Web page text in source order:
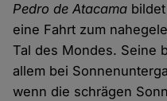
Pedro de Atacama
eine Fahrt zum
Tal des Mondes. Seine
allem bei
wenn die schrägen